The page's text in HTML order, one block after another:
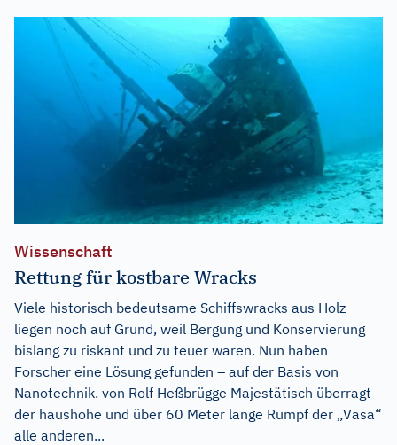
Wissenschaft
Rettung für kostbare Wracks
Viele historisch bedeutsame Schiffswracks aus Holz
liegen noch auf Grund, weil Bergung und Konservierung
bislang zu riskant und zu teuer waren. Nun haben
Forscher eine Lösung gefunden – auf der Basis von
Nanotechnik. von Rolf Heßbrügge Majestätisch überragt
der haushohe und über 60 Meter lange Rumpf der „Vasa“
alle anderen...